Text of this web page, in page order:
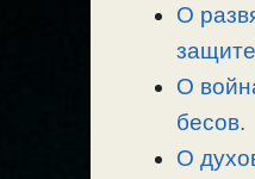
r
a
m
o
o
k
О
О
бесов.
О